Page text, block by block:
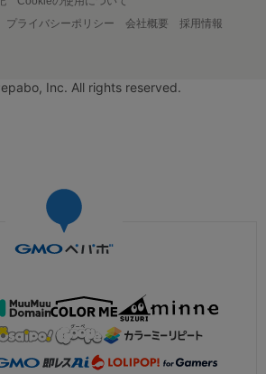
プライバシーポリシー 会社概要
採用情報
Inc. All rights reserved.